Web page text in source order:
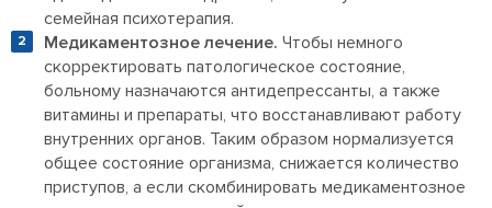
семейная психотерапия.
Медикаментозное лечение. Чтобы немного
скорректировать патологическое состояние,
больному назначаются антидепрессанты, а также
витамины и препараты, что восстанавливают работу
внутренних органов. Таким образом нормализуется
общее состояние организма, снижается количество
приступов, а если скомбинировать медикаментозное